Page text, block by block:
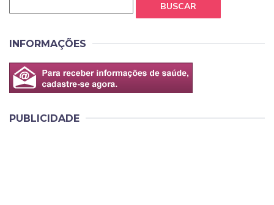
BUSCAR
INFORMAÇÕES
PUBLICIDADE